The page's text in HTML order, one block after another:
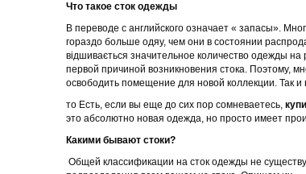
Что такое сток одежды
В переводе с английского означает « запасы».
гораздо больше одяу, чем они в состоянии
відшивається значительное количество одежды
первой причиной возникновения стока. Поэтому,
освободить помещение для новой коллекции. Так и
то Есть, если вы еще до сих пор сомневаетесь,
это абсолютно новая одежда, но просто имеет
Какими бывают стоки?
Общей классификации на сток одежды не